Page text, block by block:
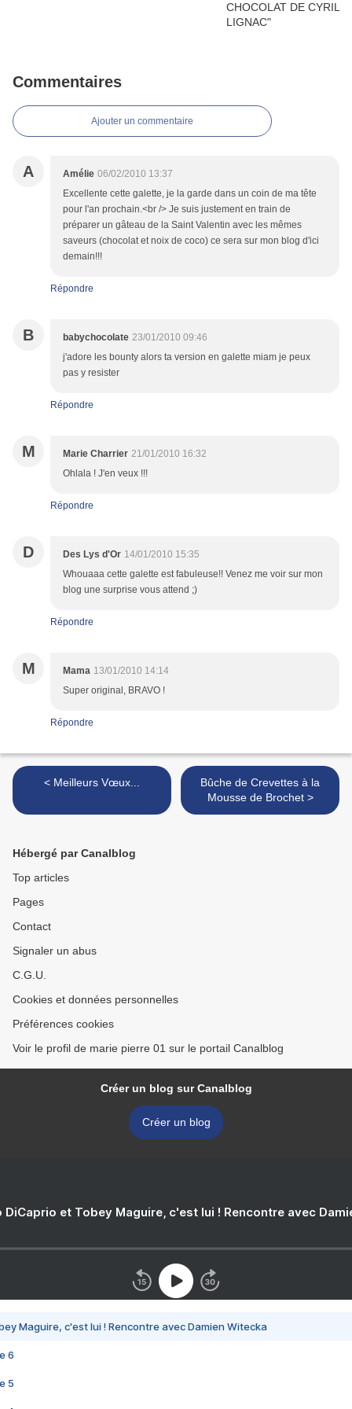
Commentaires
Ajouter un commentaire
A Amélie 06/02/2010 13:37
Excellente cette galette, je la garde dans un coin de ma tête
pour l'an prochain.<br /> Je suis justement en train de
préparer un gâteau de la Saint Valentin avec les mêmes
saveurs (chocolat et noix de coco) ce sera sur mon blog d'ici
demain!!!
Répondre
B babychocolate 23/01/2010 09:46
j'adore les bounty alors ta version en galette miam je peux
pas y resister
Répondre
M Marie Charrier 21/01/2010 16:32
Ohlala ! J'en veux !!!
Répondre
D Des Lys d'Or 14/01/2010 15:35
Whouaaa cette galette est fabuleuse!! Venez me voir sur mon
blog une surprise vous attend ;)
Répondre
M Mama 13/01/2010 14:14
Super original, BRAVO !
Répondre
< Meilleurs Vœux...
Bûche de Crevettes à la
Mousse de Brochet >
Hébergé par Canalblog
Top articles
Pages
Contact
Signaler un abus
C.G.U.
Cookies et données personnelles
Préférences cookies
Voir le profil de marie pierre 01 sur le portail Canalblog
Créer un blog sur Canalblog
Créer un blog
DiCaprio et Tobey Maguire, c'est lui ! Rencontre avec
Maguire, c'est lui ! Rencontre avec Damien Witecka
6
5